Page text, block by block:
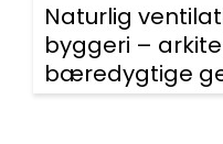
Naturlig
byggeri –
bæredygtige